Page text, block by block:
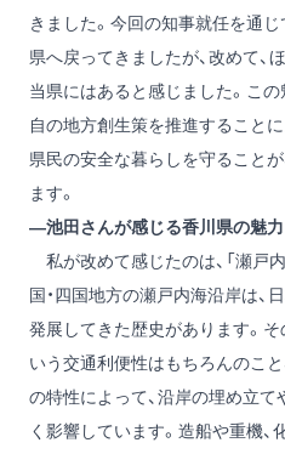
きました。今回の知事就任を通じ
県へ戻ってきましたが、改めて
当県にはあると感じました。こ
自の地方創生策を推進することに
県民の安全な暮らしを守ること
ます。
―池田さんが感じる香川県の魅力
私が改めて感じたのは、「瀬戸
国・四国地方の瀬戸内海沿岸は、
発展してきた歴史があります。そ
いう交通利便性はもちろんのこ
の特性によって、沿岸の埋め立
く影響しています。造船や重機